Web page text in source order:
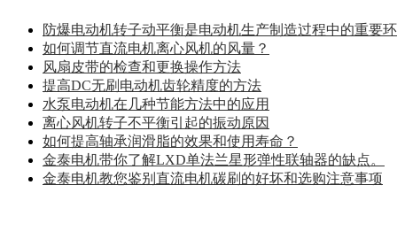
防爆电动机转子动平衡是电动机生产制造过程中的重要
如何调节直流电机离心风机的风量？
风扇皮带的检查和更换操作方法
提高DC无刷电动机齿轮精度的方法
水泵电动机在几种节能方法中的应用
离心风机转子不平衡引起的振动原因
如何提高轴承润滑脂的效果和使用寿命？
金泰电机带你了解LXD单法兰星形弹性联轴器的缺点。
金泰电机教您鉴别直流电机碳刷的好坏和选购注意事项